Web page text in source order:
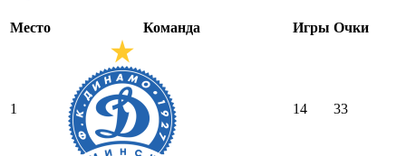
Место Команда Игры Очки
1 14 33